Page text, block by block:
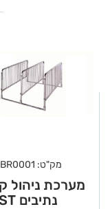
מק"ט: PBR0001
נתיבים ST